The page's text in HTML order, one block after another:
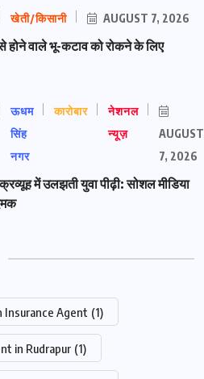
खेती/किसानी AUGUST 7, 2026
से होने वाले भू-कटाव को रोकने के लिए
ऊधम
सिंह
नगर
कारोबार
नेशनल
न्यूज़
AUGUST
7, 2026
में उलझती युवा पीढ़ी: सोशल मीडिया
Insurance Agent (1)
in Rudrapur (1)